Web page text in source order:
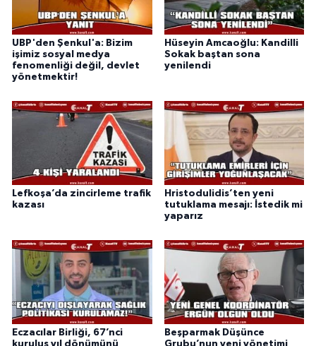
UBP'den Şenkul'a: Bizim
işimiz sosyal medya
fenomenliği değil, devlet
yönetmektir!
Hüseyin Amcaoğlu: Kandilli
Sokak baştan sona
yenilendi
Lefkoşa’da zincirleme trafik
kazası
Hristodulidis’ten yeni
tutuklama mesajı: İstedik mi
yaparız
Eczacılar Birliği, 67’nci
kuruluş yıl dönümünü
Beşparmak Düşünce
Grubu’nun yeni yönetimi